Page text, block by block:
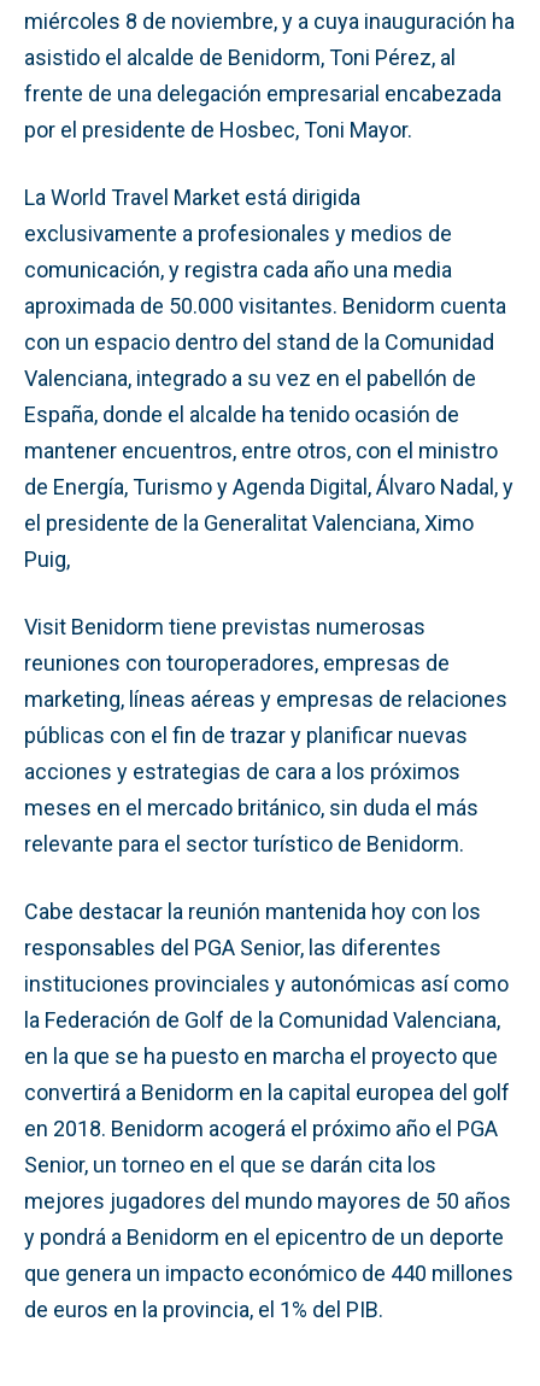
miércoles 8 de noviembre, y a cuya inauguración ha
asistido el alcalde de Benidorm, Toni Pérez, al
frente de una delegación empresarial encabezada
por el presidente de Hosbec, Toni Mayor.
La World Travel Market está dirigida
exclusivamente a profesionales y medios de
comunicación, y registra cada año una media
aproximada de 50.000 visitantes. Benidorm cuenta
con un espacio dentro del stand de la Comunidad
Valenciana, integrado a su vez en el pabellón de
España, donde el alcalde ha tenido ocasión de
mantener encuentros, entre otros, con el ministro
de Energía, Turismo y Agenda Digital, Álvaro Nadal, y
el presidente de la Generalitat Valenciana, Ximo
Puig,
Visit Benidorm tiene previstas numerosas
reuniones con touroperadores, empresas de
marketing, líneas aéreas y empresas de relaciones
públicas con el fin de trazar y planificar nuevas
acciones y estrategias de cara a los próximos
meses en el mercado británico, sin duda el más
relevante para el sector turístico de Benidorm.
Cabe destacar la reunión mantenida hoy con los
responsables del PGA Senior, las diferentes
instituciones provinciales y autonómicas así como
la Federación de Golf de la Comunidad Valenciana,
en la que se ha puesto en marcha el proyecto que
convertirá a Benidorm en la capital europea del golf
en 2018. Benidorm acogerá el próximo año el PGA
Senior, un torneo en el que se darán cita los
mejores jugadores del mundo mayores de 50 años
y pondrá a Benidorm en el epicentro de un deporte
que genera un impacto económico de 440 millones
de euros en la provincia, el 1% del PIB.